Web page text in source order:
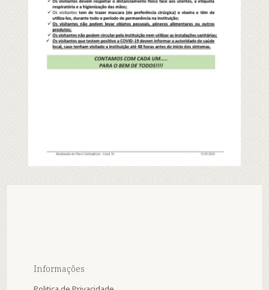
Informações